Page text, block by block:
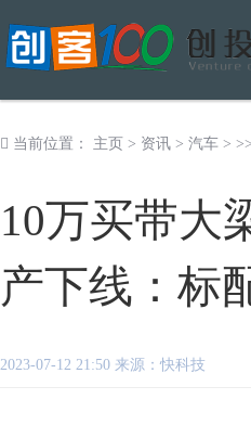
当前位置： 主页 > 资讯 > 汽车 >
10万买带大
产下线：标
2023-07-12 21:50 来源：快科技